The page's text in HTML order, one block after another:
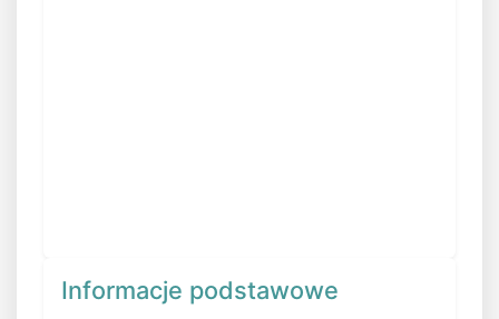
Informacje podstawowe